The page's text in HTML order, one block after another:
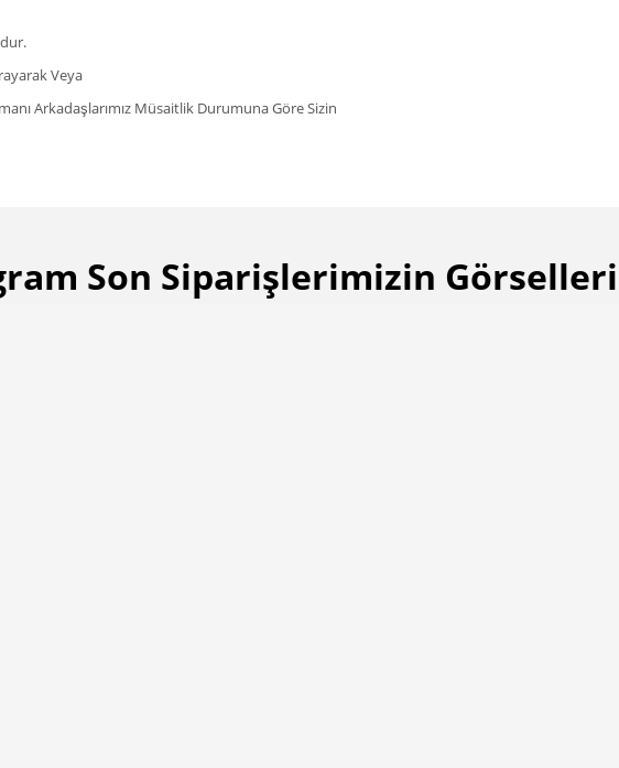
Veya
Arkadaşlarımız Müsaitlik Durumuna Göre Sizin
Son Siparişlerimizin Görselleri